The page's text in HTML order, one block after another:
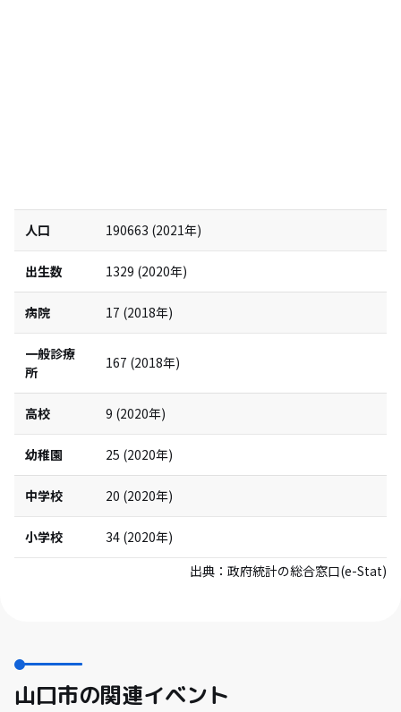
人口 190663 (2021年)
出生数 1329 (2020年)
病院 17 (2018年)
一般診療
所
167 (2018年)
高校 9 (2020年)
幼稚園 25 (2020年)
中学校 20 (2020年)
小学校 34 (2020年)
出典： 政府統計の総合窓口(e-Stat)
山口市の関連イベント